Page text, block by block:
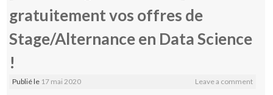
gratuitement vos offres de
Stage/Alternance en Data Science
!
Publié le 17 mai 2020 Leave a comment